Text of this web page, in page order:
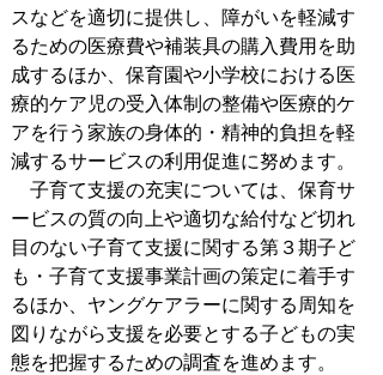
スなどを適切に提供し、障がいを軽減す
るための医療費や補装具の購入費用を助
成するほか、保育園や小学校における医
療的ケア児の受入体制の整備や医療的ケ
アを行う家族の身体的・精神的負担を軽
減するサービスの利用促進に努めます。
子育て支援の充実については、保育サ
ービスの質の向上や適切な給付など切れ
目のない子育て支援に関する第３期子ど
も・子育て支援事業計画の策定に着手す
るほか、ヤングケアラーに関する周知を
図りながら支援を必要とする子どもの実
態を把握するための調査を進めます。